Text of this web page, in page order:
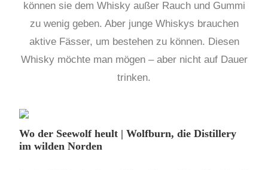
können sie dem Whisky außer Rauch und Gummi
zu wenig geben. Aber junge Whiskys brauchen
aktive Fässer, um bestehen zu können. Diesen
Whisky möchte man mögen – aber nicht auf Dauer
trinken.
Wo der Seewolf heult | Wolfburn, die Distillery
im wilden Norden